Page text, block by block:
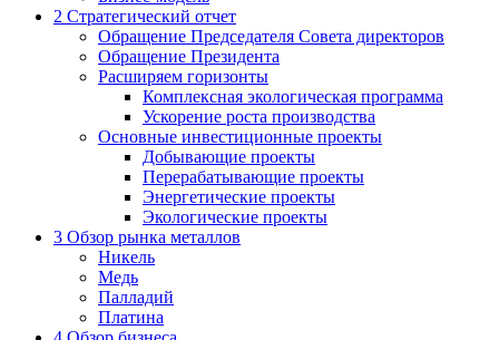
2 Стратегический отчет
Обращение Председателя Совета директоров
Обращение Президента
Расширяем горизонты
Комплексная экологическая программа
Ускорение роста производства
Основные инвестиционные проекты
Добывающие проекты
Перерабатывающие проекты
Энергетические проекты
Экологические проекты
3 Обзор рынка металлов
Никель
Медь
Палладий
Платина